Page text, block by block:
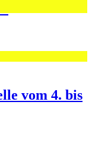
vom 4. bis